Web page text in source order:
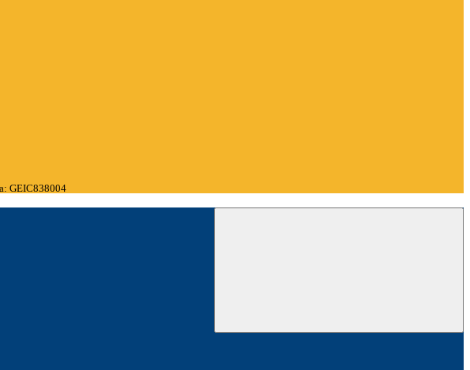
GEIC838004